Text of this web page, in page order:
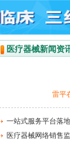
医疗器械新闻资
雷平
一站式服务平台落
医疗器械网络销售